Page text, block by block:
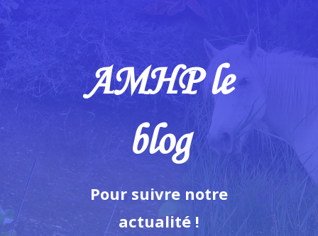
AMHP le
blog
Pour suivre notre
actualité !